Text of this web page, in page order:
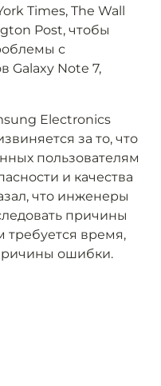
Times, The Wall
Post, чтобы
с
Galaxy Note 7,
Electronics
за то, что
пользователям
и качества
что инженеры
причины
требуется время,
ошибки.